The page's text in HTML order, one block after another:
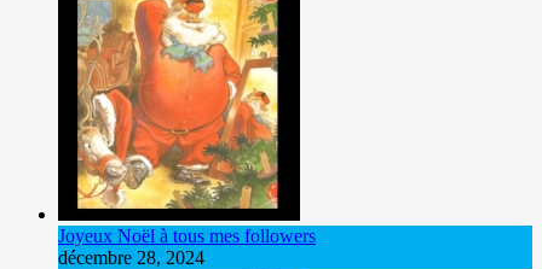
Joyeux Noël à tous mes followers
décembre 28, 2024